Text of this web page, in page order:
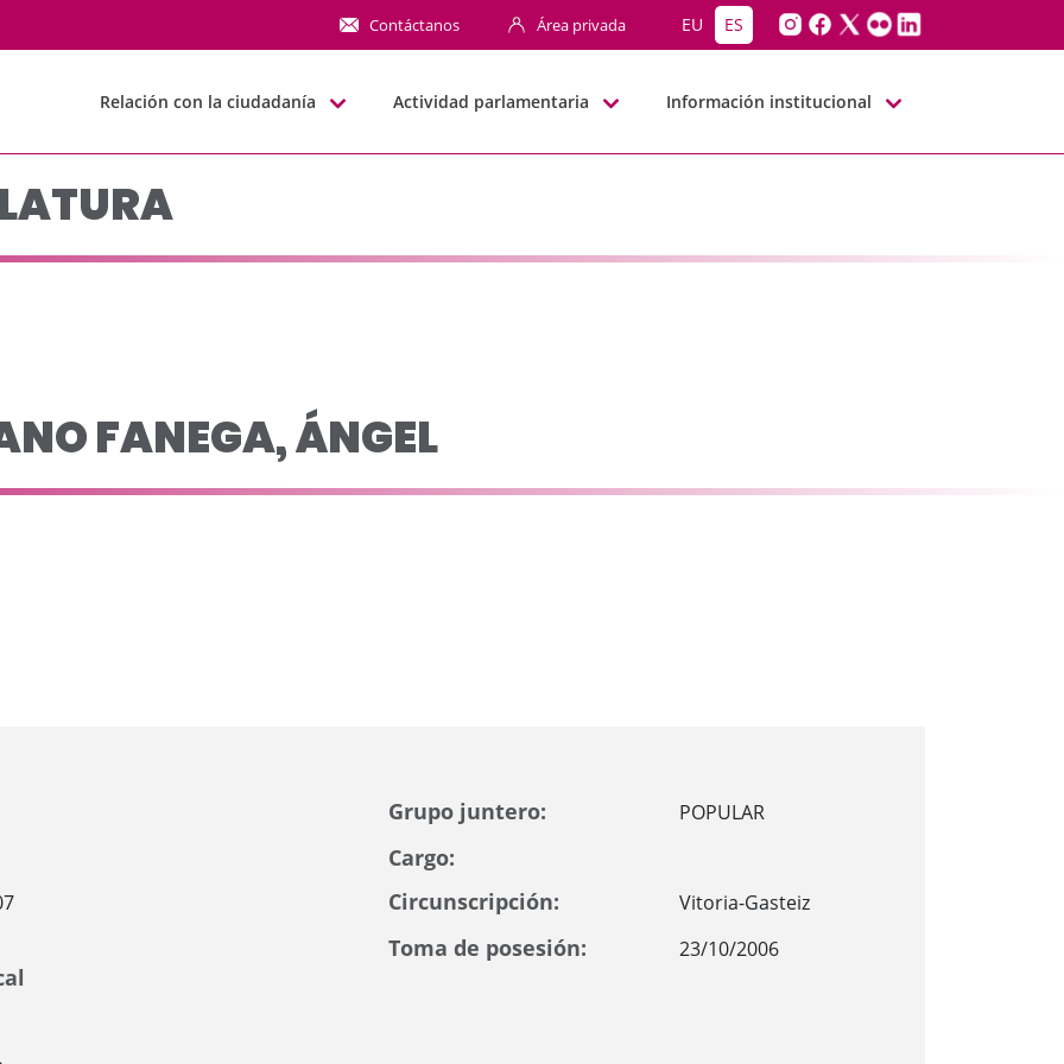
1999-2003 - JJGG-BBNN
Contáctanos Área privada EU ES
Relación con la ciudadanía Actividad parlamentaria Información institucional
FANEGA, ÁNGEL
Grupo juntero: POPULAR
Cargo:
Circunscripción:
Vitoria-Gasteiz
Toma de posesión: 23/10/2006